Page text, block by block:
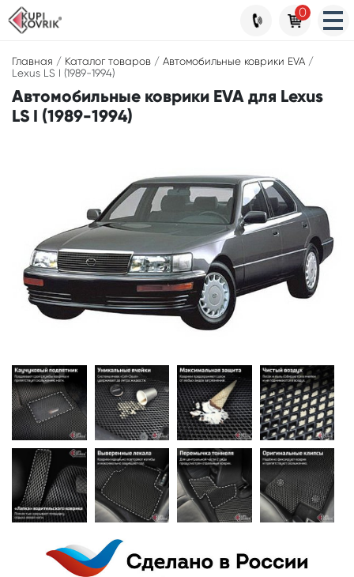
Главная / Каталог товаров / Автомобильные коврики EVA /
Lexus LS I (1989-1994)
Автомобильные коврики EVA для Lexus
LS I (1989-1994)
0